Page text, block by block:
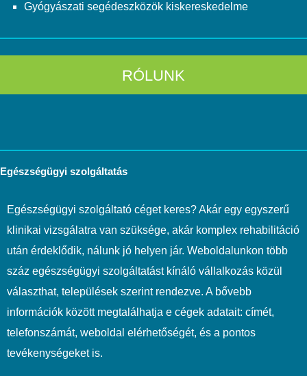
Gyógyászati segédeszközök kiskereskedelme
RÓLUNK
Egészségügyi szolgáltatás
Egészségügyi szolgáltató céget keres? Akár egy egyszerű
klinikai vizsgálatra van szüksége, akár komplex rehabilitáció
után érdeklődik, nálunk jó helyen jár. Weboldalunkon több
száz egészségügyi szolgáltatást kínáló vállalkozás közül
választhat, települések szerint rendezve. A bővebb
információk között megtalálhatja e cégek adatait: címét,
telefonszámát, weboldal elérhetőségét, és a pontos
tevékenységeket is.